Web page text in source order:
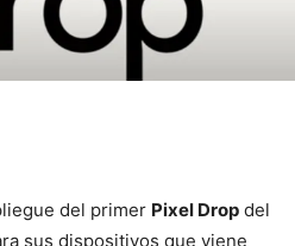
del primer Pixel Drop del
sus dispositivos que viene